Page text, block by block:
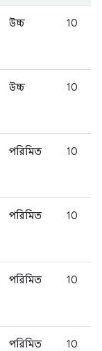
উচ্চ 10
উচ্চ 10
পরিমিত 10
পরিমিত 10
পরিমিত 10
পরিমিত 10